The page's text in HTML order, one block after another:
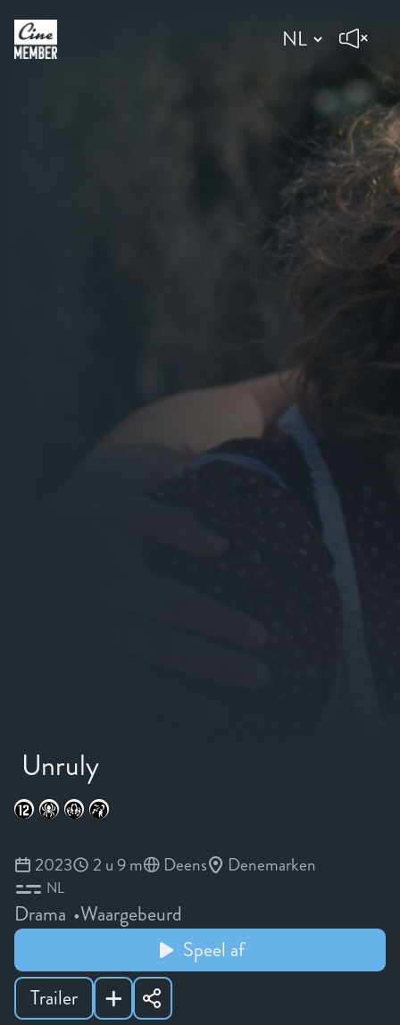
Unruly
2023 2 u 9 m Deens Denemarken
NL
Drama Waargebeurd
Speel af
Trailer